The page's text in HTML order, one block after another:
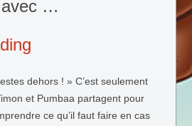
avec …
dehors ! » C’est seulement
et Pumbaa partagent pour
ce qu’il faut faire en cas